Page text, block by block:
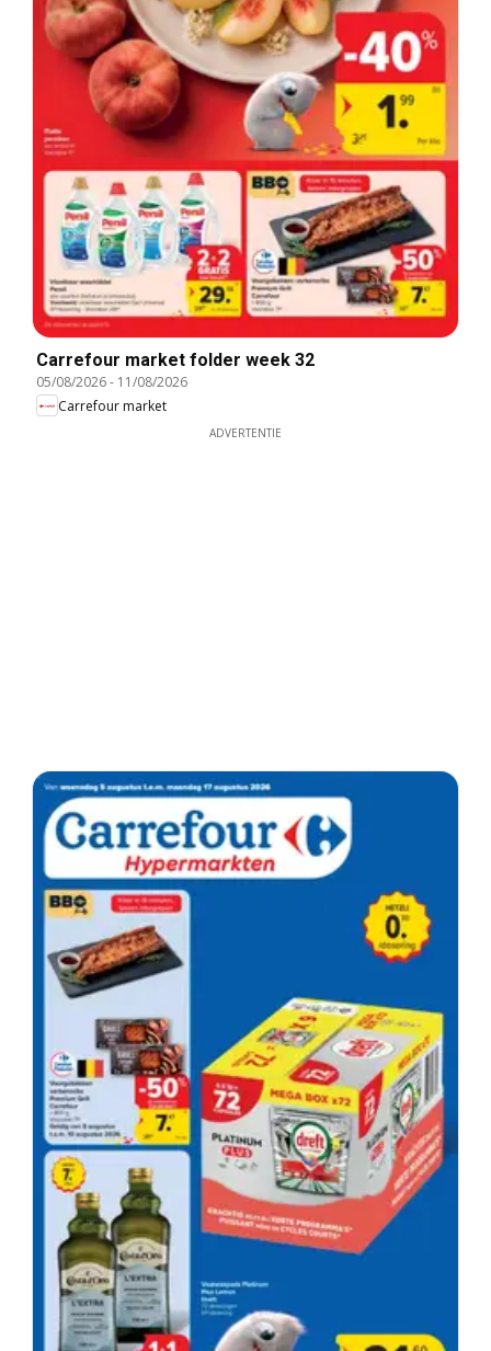
Carrefour market folder week 32
05/08/2026- 11/08/2026
Carrefour market
ADVERTENTIE